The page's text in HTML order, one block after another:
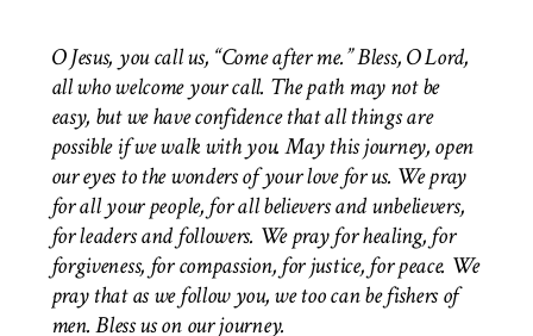
O Jesus, you call us, “Come after me.” Bless, O Lord,
all who welcome your call. The path may not be
easy, but we have confidence that all things are
possible if we walk with you. May this journey, open
our eyes to the wonders of your love for us. We pray
for all your people, for all believers and unbelievers,
for leaders and followers. We pray for healing, for
forgiveness, for compassion, for justice, for peace. We
pray that as we follow you, we too can be fishers of
men.Bless us on our journey.